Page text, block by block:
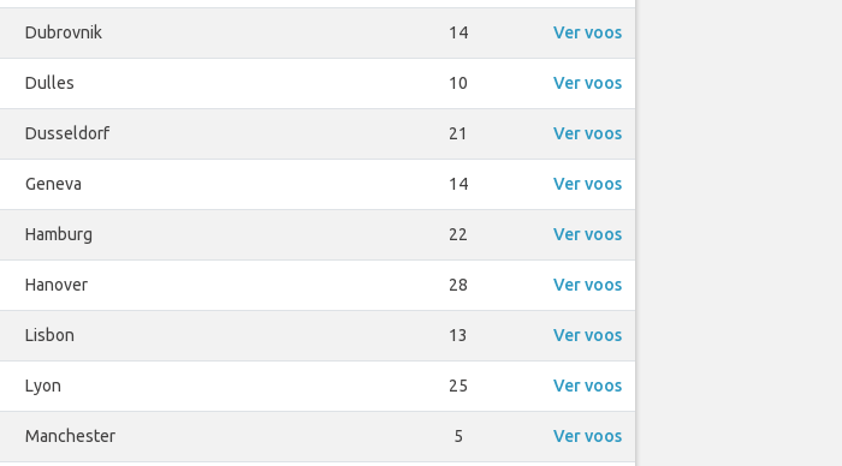
Dubrovnik 14 Ver voos
Dulles 10 Ver voos
Dusseldorf 21 Ver voos
Geneva 14 Ver voos
Hamburg 22 Ver voos
Hanover 28 Ver voos
Lisbon 13 Ver voos
Lyon 25 Ver voos
Manchester 5 Ver voos